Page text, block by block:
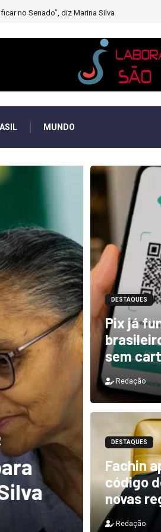
provocando secas de rios
MUNDO
DESTAQUES
DESTAQUES
Pix já
sem
Redação
DESTAQUES
Fachin
código
novas
Redação